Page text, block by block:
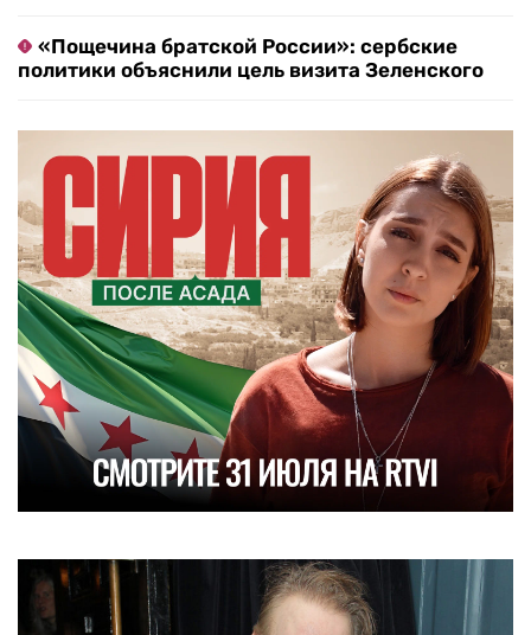
«Пощечина братской России»: сербские
политики объяснили цель визита Зеленского